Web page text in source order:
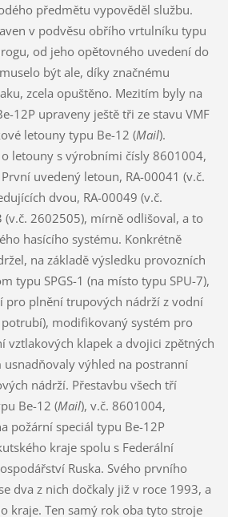
předmětu vypověděl službu.
v podvěsu obřího vrtulníku typu
od jeho opětovného uvedení do
být ale, díky značnému
zcela opuštěno. Mezitím byly na
12P upraveny ještě tři ze stavu VMF
letouny typu Be-12 (Mail).
letouny s výrobními čísly 8601004,
uvedený letoun, RA-00041 (v.č.
dvou, RA-00049 (v.č.
(v.č. 2602505), mírně odlišoval, a to
hasícího systému. Konkrétně
na základě výsledku provozních
typu SPGS-1 (na místo typu SPU-7),
pro plnění trupových nádrží z vodní
modifikovaný systém pro
vztlakových klapek a dvojici zpětných
výhled na postranní
nádrží. Přestavbu všech tří
Be-12 (Mail), v.č. 8601004,
požární speciál typu Be-12P
kraje spolu s Federální
Ruska. Svého prvního
dva z nich dočkaly již v roce 1993, a
kraje. Ten samý rok oba tyto stroje